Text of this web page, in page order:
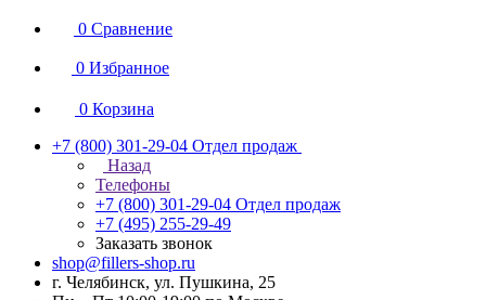
0 Сравнение
0 Избранное
0 Корзина
+7 (800) 301-29-04 Отдел продаж
Назад
Телефоны
+7 (800) 301-29-04 Отдел продаж
+7 (495) 255-29-49
Заказать звонок
shop@fillers-shop.ru
г. Челябинск, ул. Пушкина, 25